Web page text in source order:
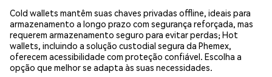
Cold wallets mantêm suas chaves privadas offline, ideais para
armazenamento a longo prazo com segurança reforçada, mas
requerem armazenamento seguro para evitar perdas; Hot
wallets, incluindo a solução custodial segura da Phemex,
oferecem acessibilidade com proteção confiável. Escolha a
opção que melhor se adapta às suas necessidades.